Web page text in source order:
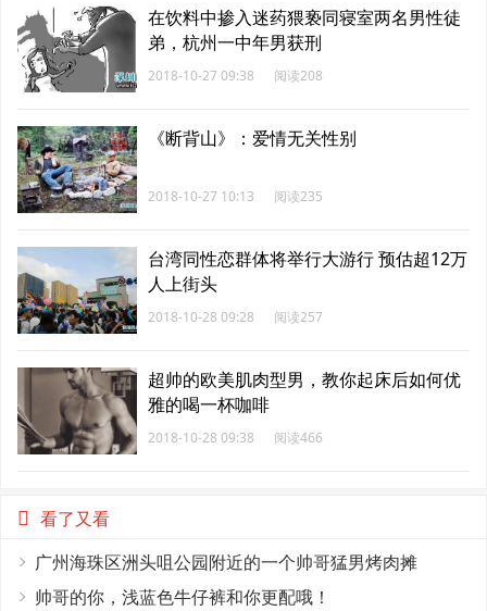
在饮料中掺入迷药猥亵同寝室两名男性徒
弟，杭州一中年男获刑
2018-10-27 09:38 阅读208
《断背山》：爱情无关性别
2018-10-27 10:13 阅读235
台湾同性恋群体将举行大游行 预估超12万
人上街头
2018-10-28 09:28 阅读257
超帅的欧美肌肉型男，教你起床后如何优
雅的喝一杯咖啡
2018-10-28 09:38 阅读466
看了又看
广州海珠区洲头咀公园附近的一个帅哥猛男烤肉摊
帅哥的你，浅蓝色牛仔裤和你更配哦！